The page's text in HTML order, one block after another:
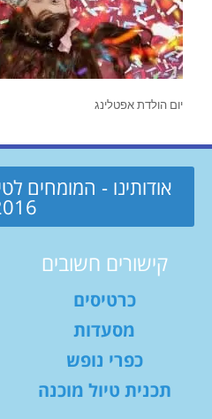
יום הולדת אפטלינג
אודותינו - המומחים
קישורים חשובים
כרטיסים
מסעדות
כפרי נופש
תכנית טיול מוכנה